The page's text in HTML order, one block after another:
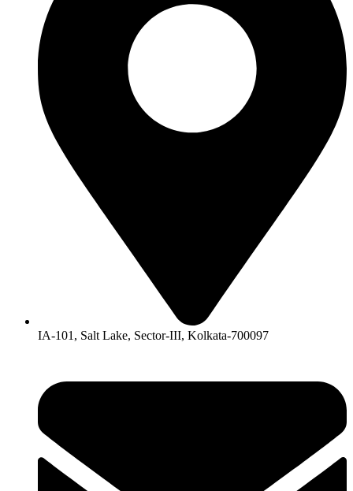
IA-101, Salt Lake, Sector-III, Kolkata-700097